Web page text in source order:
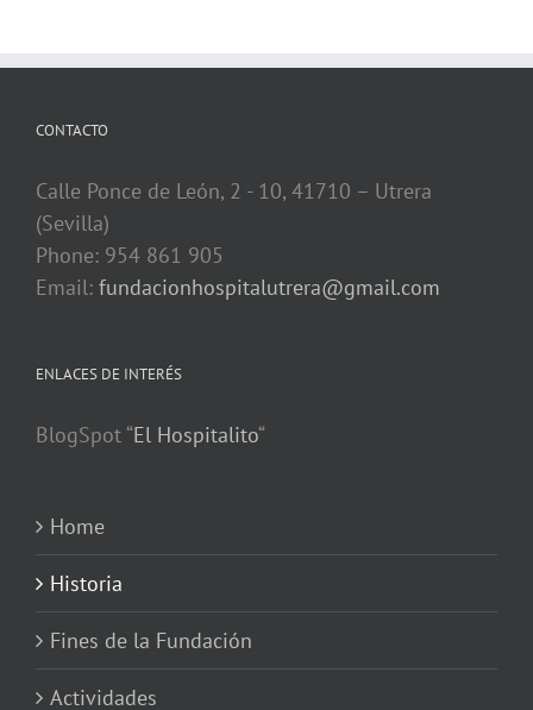
CONTACTO
Calle Ponce de León, 2 - 10, 41710 – Utrera
(Sevilla)
Phone: 954 861 905
Email: fundacionhospitalutrera@gmail.com
ENLACES DE INTERÉS
BlogSpot “El Hospitalito“
Home
Historia
Fines de la Fundación
Actividades